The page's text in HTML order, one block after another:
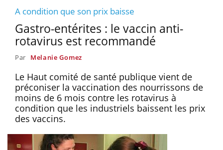
A condition que son prix baisse
Gastro-entérites : le vaccin anti-
rotavirus est recommandé
Par Melanie Gomez
Le Haut comité de santé publique vient de
préconiser la vaccination des nourrissons de
moins de 6 mois contre les rotavirus à
condition que les industriels baissent les prix
des vaccins.